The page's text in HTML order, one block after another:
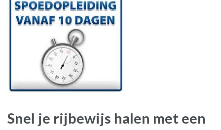
Snel je rijbewijs halen met een